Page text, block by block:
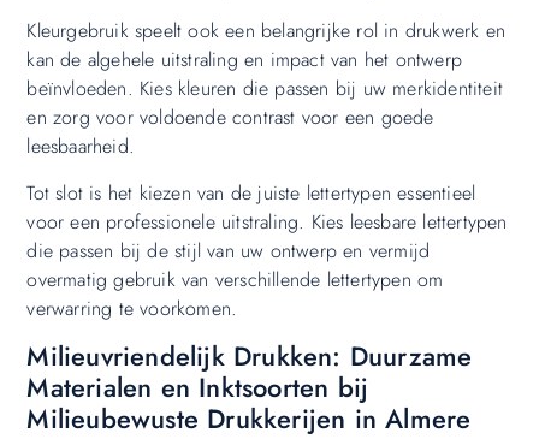
Kleurgebruik speelt ook een belangrijke rol in drukwerk en
kan de algehele uitstraling en impact van het ontwerp
beïnvloeden. Kies kleuren die passen bij uw merkidentiteit
en zorg voor voldoende contrast voor een goede
leesbaarheid.
Tot slot is het kiezen van de juiste lettertypen essentieel
voor een professionele uitstraling. Kies leesbare lettertypen
die passen bij de stijl van uw ontwerp en vermijd
overmatig gebruik van verschillende lettertypen om
verwarring te voorkomen.
Milieuvriendelijk Drukken: Duurzame
Materialen en Inktsoorten bij
Milieubewuste Drukkerijen in Almere